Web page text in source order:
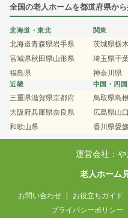
全国の老人ホームを都道府県か
北海道・東北
北海道青森県岩手県
宮城県秋田県山形県
福島県
関東
茨城県栃
埼玉県千
神奈川県
近畿
三重県滋賀県京都府
大阪府兵庫県奈良県
和歌山県
中国・四国
鳥取県島
広島県山
香川県愛
運営会社：
老人ホーム
お問い合わせ お役立ちガイド
プライバシーポリシー